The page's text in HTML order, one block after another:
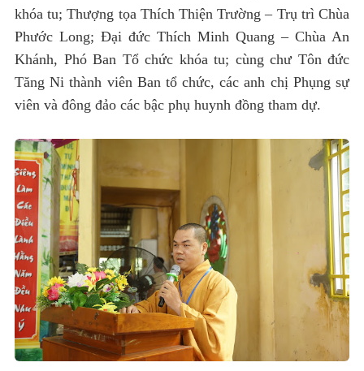
khóa tu; Thượng tọa Thích Thiện Trường – Trụ trì Chùa
Phước Long; Đại đức Thích Minh Quang – Chùa An
Khánh, Phó Ban Tổ chức khóa tu; cùng chư Tôn đức
Tăng Ni thành viên Ban tổ chức, các anh chị Phụng sự
viên và đông đảo các bậc phụ huynh đồng tham dự.